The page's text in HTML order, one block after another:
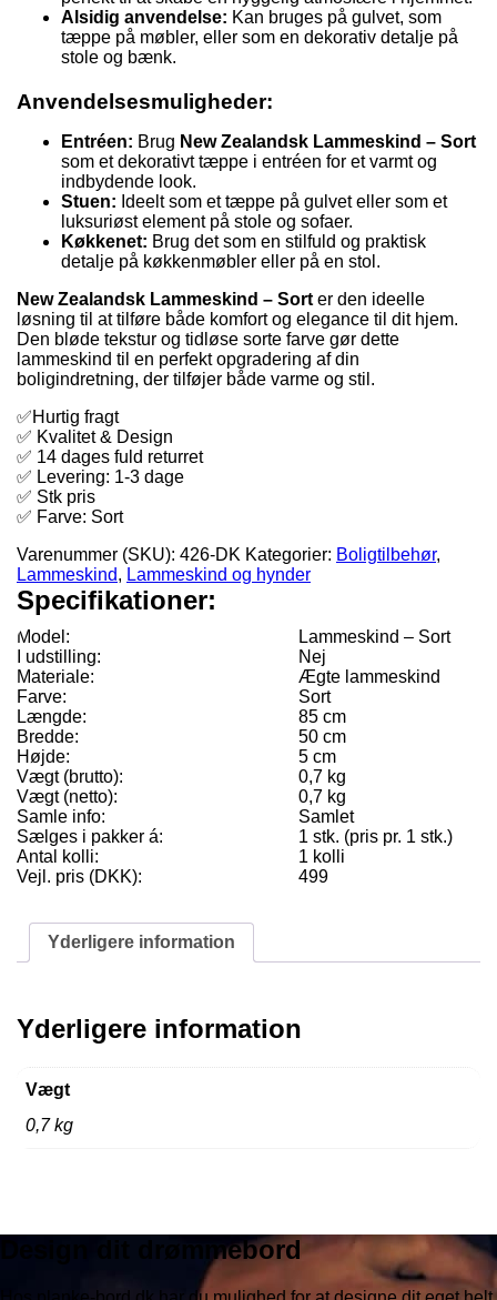
Alsidig anvendelse: Kan bruges på gulvet, som
tæppe på møbler, eller som en dekorativ detalje på
stole og bænk.
Anvendelsesmuligheder:
Entréen: Brug New Zealandsk Lammeskind – Sort
som et dekorativt tæppe i entréen for et varmt og
indbydende look.
Stuen: Ideelt som et tæppe på gulvet eller som et
luksuriøst element på stole og sofaer.
Køkkenet: Brug det som en stilfuld og praktisk
detalje på køkkenmøbler eller på en stol.
New Zealandsk Lammeskind – Sort er den ideelle
løsning til at tilføre både komfort og elegance til dit hjem.
Den bløde tekstur og tidløse sorte farve gør dette
lammeskind til en perfekt opgradering af din
boligindretning, der tilføjer både varme og stil.
✅Hurtig fragt
✅ Kvalitet & Design
✅ 14 dages fuld returret
✅ Levering: 1-3 dage
✅ Stk pris
✅ Farve: Sort
Varenummer (SKU): 426-DK Kategorier: Boligtilbehør,
Lammeskind, Lammeskind og hynder
Specifikationer:
Model:
Lammeskind – Sort
I udstilling:
Nej
Materiale:
Ægte lammeskind
Farve:
Sort
Længde:
85 cm
Bredde:
50 cm
Højde:
5 cm
Vægt (brutto):
0,7 kg
Vægt (netto):
0,7 kg
Samle info:
Samlet
Sælges i pakker á:
1 stk. (pris pr. 1 stk.)
Antal kolli:
1 kolli
Vejl. pris (DKK):
499
Yderligere information
Yderligere information
Vægt
0,7 kg
Design dit drømmebord